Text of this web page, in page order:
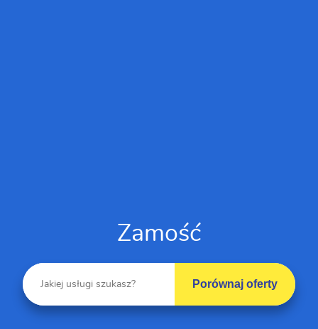
Zamość
Porównaj oferty